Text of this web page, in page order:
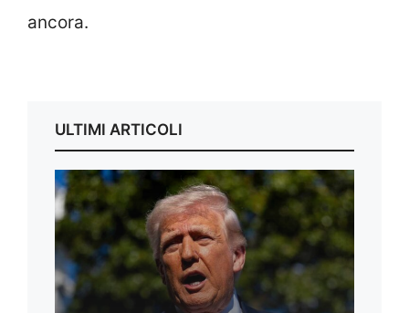
ancora.
ULTIMI ARTICOLI